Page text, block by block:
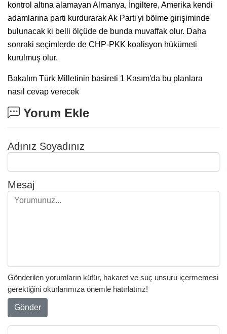
kontrol altına alamayan Almanya, İngiltere, Amerika kendi
adamlarına parti kurdurarak Ak Parti'yi bölme girişiminde
bulunacak ki belli ölçüde de bunda muvaffak olur. Daha
sonraki seçimlerde de CHP-PKK koalisyon hükümeti
kurulmuş olur.
Bakalım Türk Milletinin basireti 1 Kasım'da bu planlara
nasıl cevap verecek
Yorum Ekle
Adınız Soyadınız
Mesaj
Gönderilen yorumların küfür, hakaret ve suç unsuru içermemesi
gerektiğini okurlarımıza önemle hatırlatırız!
Gönder